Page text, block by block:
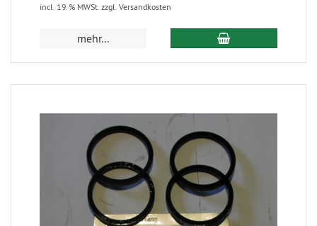
incl. 19 % MWSt. zzgl. Versandkosten
mehr...